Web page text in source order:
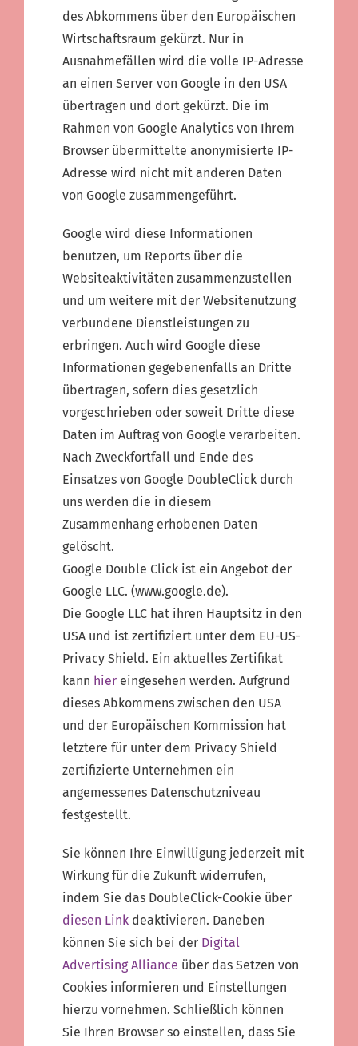
des Abkommens über den Europäischen
Wirtschaftsraum gekürzt. Nur in
Ausnahmefällen wird die volle IP-Adresse
an einen Server von Google in den USA
übertragen und dort gekürzt. Die im
Rahmen von Google Analytics von Ihrem
Browser übermittelte anonymisierte IP-
Adresse wird nicht mit anderen Daten
von Google zusammengeführt.
Google wird diese Informationen
benutzen, um Reports über die
Websiteaktivitäten zusammenzustellen
und um weitere mit der Websitenutzung
verbundene Dienstleistungen zu
erbringen. Auch wird Google diese
Informationen gegebenenfalls an Dritte
übertragen, sofern dies gesetzlich
vorgeschrieben oder soweit Dritte diese
Daten im Auftrag von Google verarbeiten.
Nach Zweckfortfall und Ende des
Einsatzes von Google DoubleClick durch
uns werden die in diesem
Zusammenhang erhobenen Daten
gelöscht.
Google Double Click ist ein Angebot der
Google LLC. (www.google.de).
Die Google LLC hat ihren Hauptsitz in den
USA und ist zertifiziert unter dem EU-US-
Privacy Shield. Ein aktuelles Zertifikat
kann hiereingesehen werden. Aufgrund
dieses Abkommens zwischen den USA
und der Europäischen Kommission hat
letztere für unter dem Privacy Shield
zertifizierte Unternehmen ein
angemessenes Datenschutzniveau
festgestellt.
Sie können Ihre Einwilligung jederzeit mit
Wirkung für die Zukunft widerrufen,
indem Sie das DoubleClick-Cookie über
diesen Linkdeaktivieren. Daneben
können Sie sich bei der Digital
Advertising Alliance über das Setzen von
Cookies informieren und Einstellungen
hierzu vornehmen. Schließlich können
Sie Ihren Browser so einstellen, dass Sie